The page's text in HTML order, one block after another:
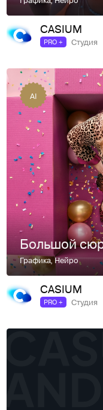
CASIUM
PRO + Студия
AI
Графика,Нейро
CASIUM
PRO + Студия